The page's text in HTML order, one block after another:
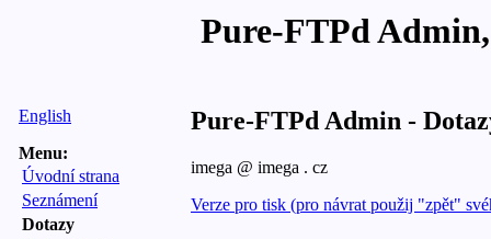
Pure-FTPd
English
Menu:
Úvodní strana
Seznámení
Dotazy
Pure-FTPd Admin -
imega @ imega . cz
Verze pro tisk (pro návrat použij "zpět"